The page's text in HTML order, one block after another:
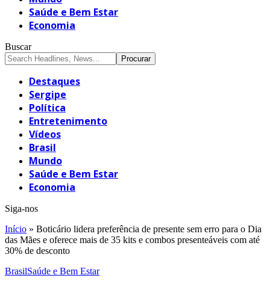
Saúde e Bem Estar
Economia
Buscar
Destaques
Sergipe
Política
Entretenimento
Vídeos
Brasil
Mundo
Saúde e Bem Estar
Economia
Siga-nos
Início » Boticário lidera preferência de presente sem erro para o Dia
das Mães e oferece mais de 35 kits e combos presenteáveis com até
30% de desconto
BrasilSaúde e Bem Estar